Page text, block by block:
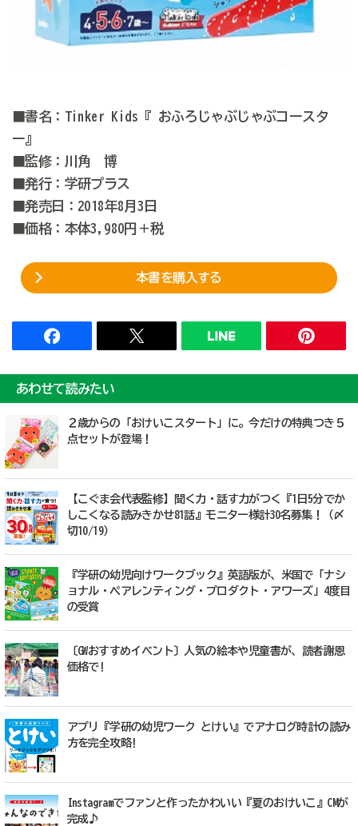
■書名：Tinker Kids『 おふろじゃぶじゃぶコースタ
ー』
■監修：川角 博
■発行：学研プラス
■発売日：2018年8月3日
■価格：本体3,980円＋税
本書を購入する
あわせて読みたい
２歳からの「おけいこスタート」に。今だけの特典つき５
点セットが登場！
【こぐま会代表監修】聞く力・話す力がつく『1日5分でか
しこくなる読みきかせ81話』モニター様計30名募集！（〆
切10/19）
『学研の幼児向けワークブック』英語版が、米国で「ナシ
ョナル・ペアレンティング・プロダクト・アワーズ」4度目
の受賞
〔GWおすすめイベント〕人気の絵本や児童書が、読者謝恩
価格で!
アプリ『学研の幼児ワーク とけい』でアナログ時計の読み
方を完全攻略!
Instagramでファンと作ったかわいい『夏のおけいこ』CMが
完成♪